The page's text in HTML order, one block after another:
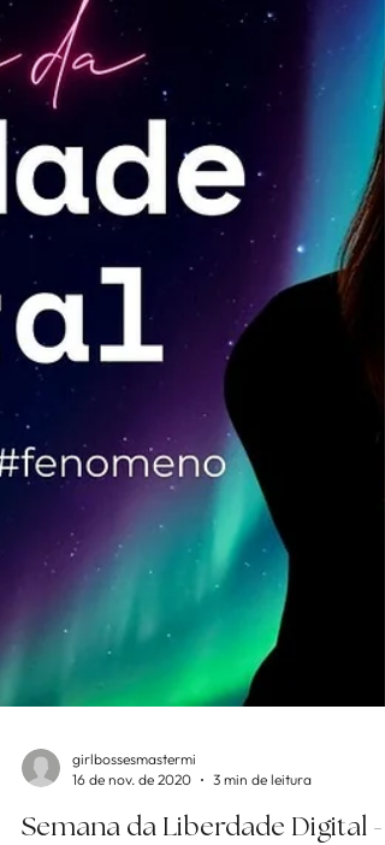
16 de nov. de 2020
3 min de leitura